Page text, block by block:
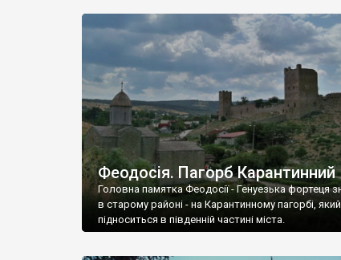
Феодосія. Пагорб Карантинний
Головна памятка Феодосії - Генуезька фортеця
в старому районі - на Карантинному пагорбі, який
підноситься в південній частині міста.